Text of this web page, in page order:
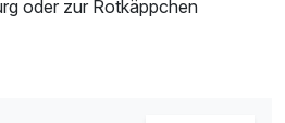
oder zur Rotkäppchen